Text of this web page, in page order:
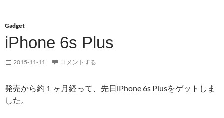
Gadget
iPhone 6s Plus
2015-11-11 コメントする
発売から約１ヶ月経って、先日iPhone 6s Plusをゲットしま
した。